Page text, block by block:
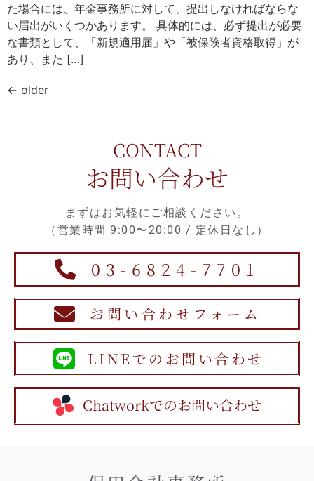
た場合には、年金事務所に対して、提出しなければならな
い届出がいくつかあります。 具体的には、必ず提出が必要
な書類として、「新規適用届」や「被保険者資格取得」が
あり、また […]
← older
CONTACT
お問い合わせ
まずはお気軽にご相談ください。
（営業時間 9:00〜20:00 / 定休日なし）
03-6824-7701
お問い合わせフォーム
LINEでのお問い合わせ
Chatworkでのお問い合わせ